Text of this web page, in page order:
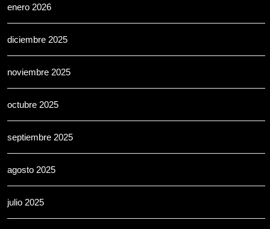
enero 2026
diciembre 2025
noviembre 2025
octubre 2025
septiembre 2025
agosto 2025
julio 2025